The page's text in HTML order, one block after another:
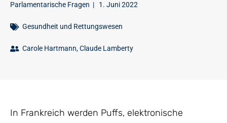
Parlamentarische Fragen | 1. Juni 2022
Gesundheit und Rettungswesen
Carole Hartmann,Claude Lamberty
In Frankreich werden Puffs, elektronische